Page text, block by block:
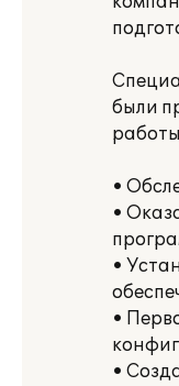
были
•
•
•
•
•